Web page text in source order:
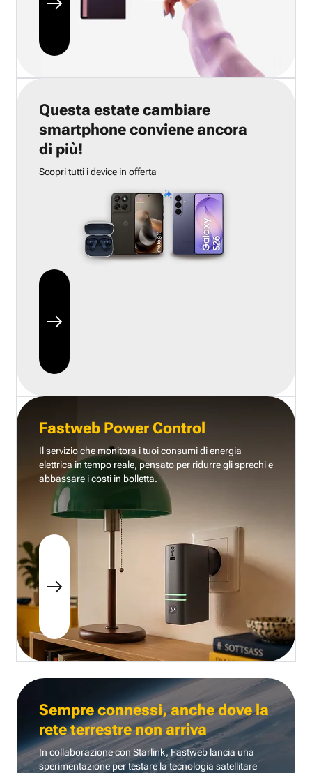
Questa estate cambiare
smartphone conviene ancora
di più!
Scopri tutti i device in offerta
Fastweb Power Control
Il servizio che monitora i tuoi consumi di energia
elettrica in tempo reale, pensato per ridurre gli sprechi e
abbassare i costi in bolletta.
Sempre connessi, anche dove la
rete terrestre non arriva
In collaborazione con Starlink, Fastweb lancia una
sperimentazione per testare la tecnologia satellitare